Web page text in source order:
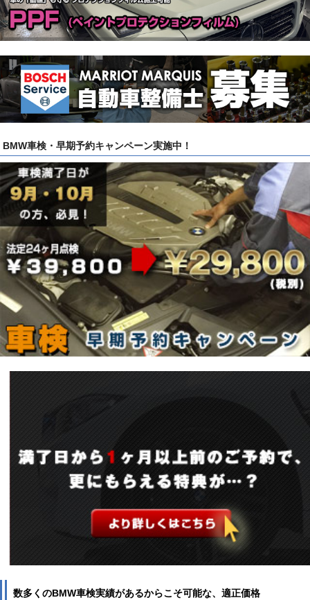
BMW車検・早期予約キャンペーン実施中！
数多くのBMW車検実績があるからこそ可能な、適正価格